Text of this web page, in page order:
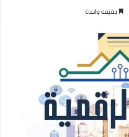
دقيقة واحدة